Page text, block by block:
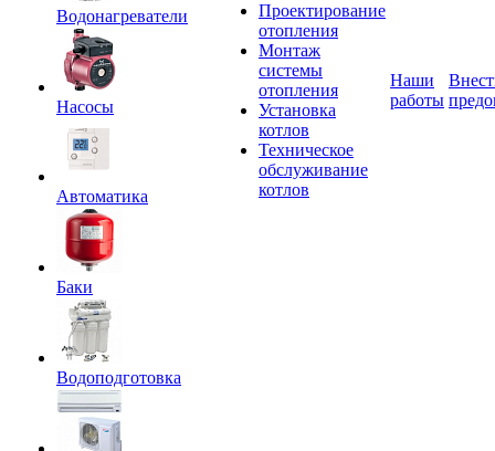
Водонагреватели
Насосы
Автоматика
Баки
Водоподготовка
Проектирование
отопления
Монтаж
системы
отопления
Установка
котлов
Техническое
обслуживание
котлов
Наши
работы